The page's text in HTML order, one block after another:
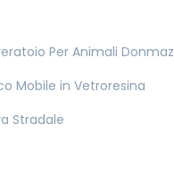
Per Animali Donmaz
Mobile in Vetroresina
Stradale